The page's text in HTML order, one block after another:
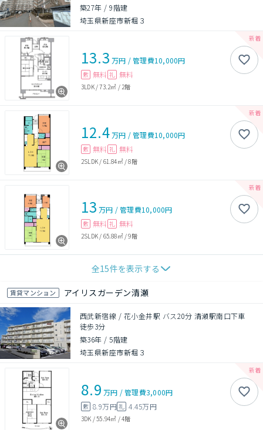
築27年 /9階建
埼玉県新座市新堀３
13.3 万円 /管理費10,000円
敷 無料 礼 無料
3LDK/73.2㎡ / 2階
12.4万円 /管理費10,000円
敷 無料 礼 無料
2SLDK / 61.84㎡/8階
13 万円 /管理費10,000円
敷 無料 礼 無料
2SLDK / 65.88㎡/9階
全15件を表示する
賃貸マンション アイリスガーデン清瀬
西武新宿線 / 花小金井駅 バス20分 清瀬駅南口下車
徒歩3分
築36年 /5階建
埼玉県新座市新堀３
8.9 万円 /管理費3,000円
敷 8.9万円礼 4.45万円
3DK /55.94㎡ /4階